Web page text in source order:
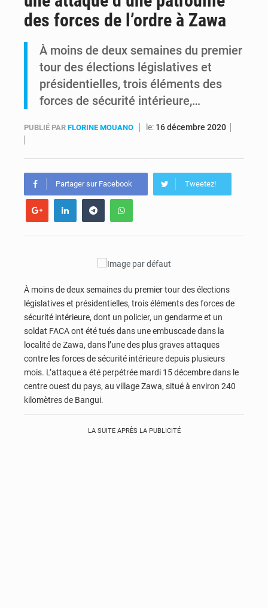
Kinshasa : Le Gouvernement provincial annonce la construction imminente du boulevard Étienne Tshisekedi
Ebola Bundibugyo : Tshisekedi mobilise le Gouvernement, l’OMS et Africa CDC pour renforcer la riposte
des forces de l’ordre à Zawa
À moins de deux semaines du premier
tour des élections législatives et
présidentielles, trois éléments des
forces de sécurité intérieure,…
PUBLIÉ PAR FLORINE MOUANO le: 16 décembre 2020
Partager sur Facebook Tweetez!
À moins de deux semaines du premier tour des élections
législatives et présidentielles, trois éléments des forces de
sécurité intérieure, dont un policier, un gendarme et un
soldat FACA ont été tués dans une embuscade dans la
localité de Zawa, dans l’une des plus graves attaques
contre les forces de sécurité intérieure depuis plusieurs
mois. L’attaque a été perpétrée mardi 15 décembre dans le
centre ouest du pays, au village Zawa, situé à environ 240
kilomètres de Bangui.
LA SUITE APRÈS LA PUBLICITÉ